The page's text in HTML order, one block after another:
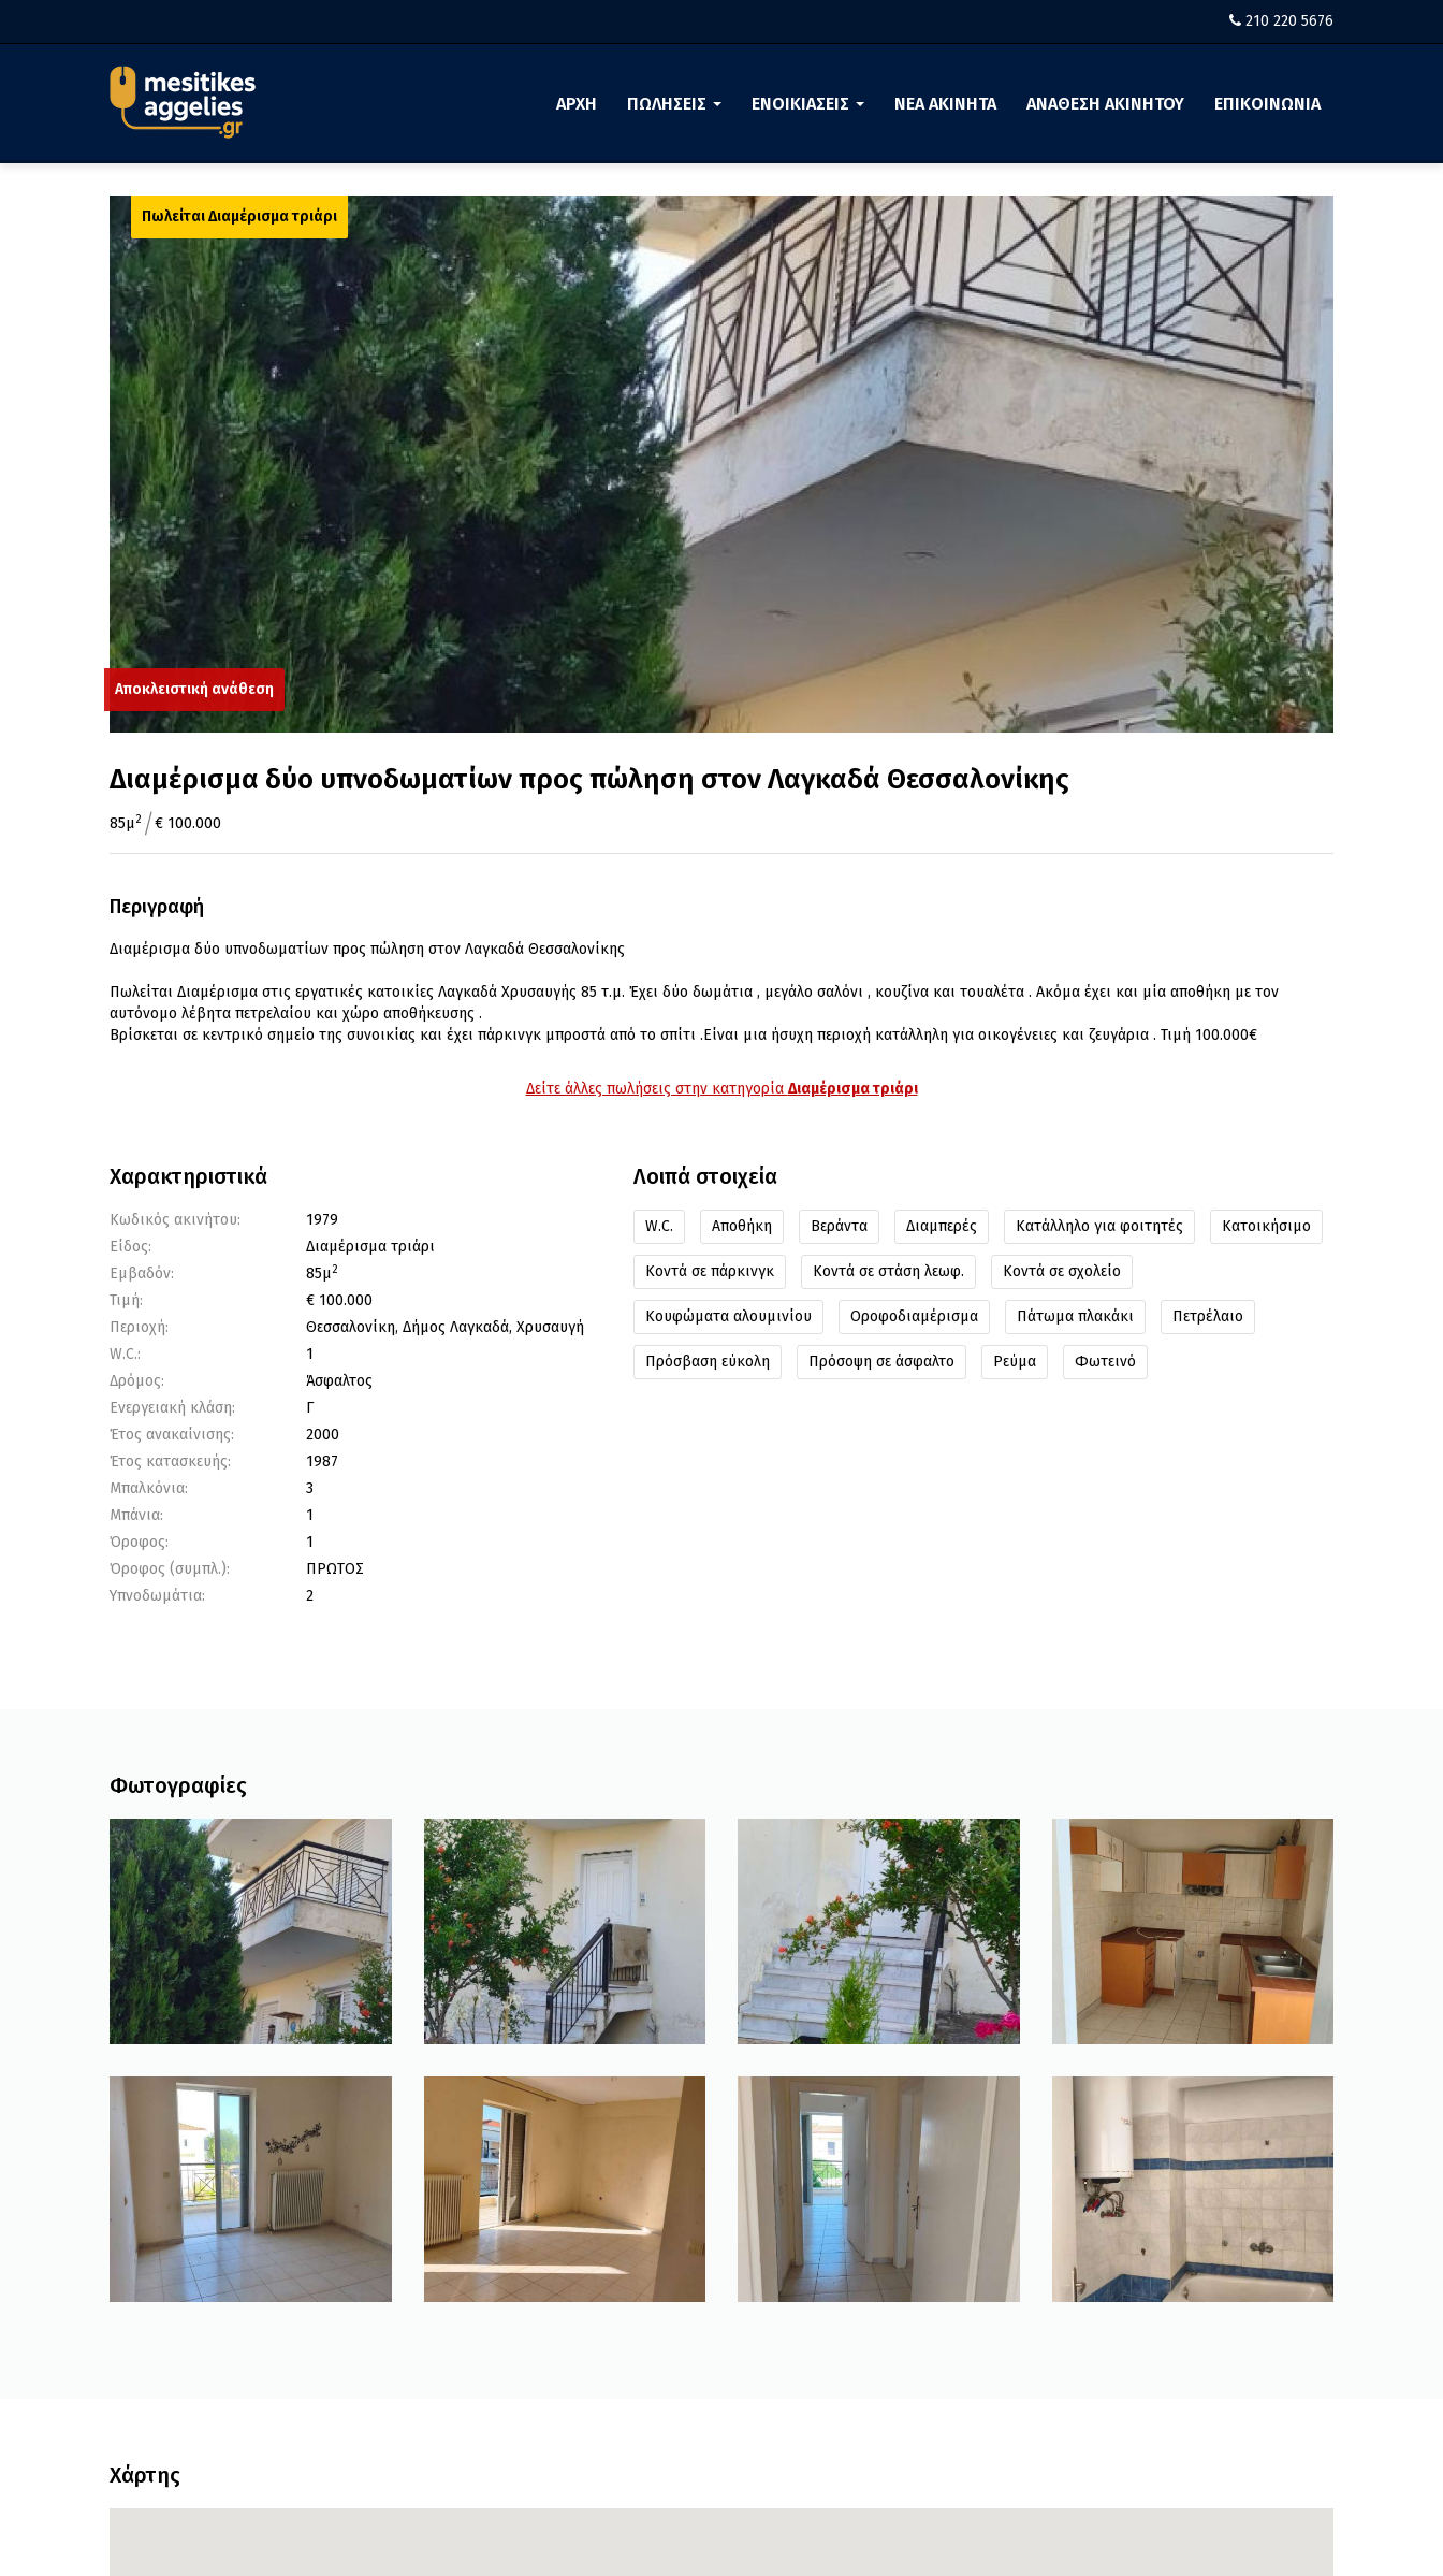
210 220 5676
ΑΡΧΗ ΠΩΛΗΣΕΙΣ ΕΝΟΙΚΙΑΣΕΙΣ ΝΕΑ ΑΚΙΝΗΤΑ ΑΝΑΘΕΣΗ ΑΚΙΝΗΤΟΥ ΕΠΙΚΟΙΝΩΝΙΑ
Πωλείται Διαμέρισμα τριάρι
Αποκλειστική ανάθεση
Διαμέρισμα δύο υπνοδωματίων προς πώληση στον Λαγκαδά Θεσσαλονίκης
85μ2 /€ 100.000
Περιγραφή
Διαμέρισμα δύο υπνοδωματίων προς πώληση στον Λαγκαδά Θεσσαλονίκης
Πωλείται Διαμέρισμα στις εργατικές κατοικίες Λαγκαδά Χρυσαυγής 85 τ.μ. Έχει δύο δωμάτια , μεγάλο σαλόνι , κουζίνα και τουαλέτα . Ακόμα έχει και μία αποθήκη με τον
αυτόνομο λέβητα πετρελαίου και χώρο αποθήκευσης .
Βρίσκεται σε κεντρικό σημείο της συνοικίας και έχει πάρκινγκ μπροστά από το σπίτι .Είναι μια ήσυχη περιοχή κατάλληλη για οικογένειες και ζευγάρια . Τιμή 100.000€
Δείτε άλλες πωλήσεις στην κατηγορία Διαμέρισμα τριάρι
Χαρακτηριστικά
Κωδικός ακινήτου:
1979
Είδος:
Διαμέρισμα τριάρι
Εμβαδόν:
85μ2
Τιμή:
€ 100.000
Περιοχή:
Θεσσαλονίκη, Δήμος Λαγκαδά, Χρυσαυγή
W.C.:
1
Δρόμος:
Άσφαλτος
Ενεργειακή κλάση:
Γ
Έτος ανακαίνισης:
2000
Έτος κατασκευής:
1987
Μπαλκόνια:
3
Μπάνια:
1
Όροφος:
1
Όροφος (συμπλ.):
ΠΡΩΤΟΣ
Υπνοδωμάτια:
2
Λοιπά στοιχεία
W.C. Αποθήκη Βεράντα Διαμπερές Κατάλληλο για φοιτητές Κατοικήσιμο
Κοντά σε πάρκινγκ Κοντά σε στάση λεωφ. Κοντά σε σχολείο
Κουφώματα αλουμινίου Οροφοδιαμέρισμα Πάτωμα πλακάκι Πετρέλαιο
Πρόσβαση εύκολη Πρόσοψη σε άσφαλτο Ρεύμα Φωτεινό
Φωτογραφίες
Χάρτης